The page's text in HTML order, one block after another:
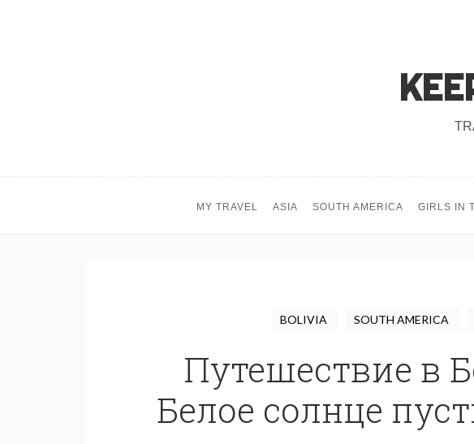
MY TRAVEL ASIA SOUTH AMERICA GIRLS IN
BOLIVIA SOUTH AMERICA
Путешествие в
Белое солнце